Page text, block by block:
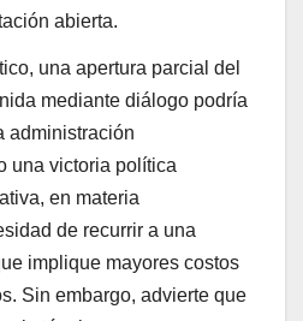
abierta.
una apertura parcial del
mediante diálogo podría
administración
una victoria política
en materia
de recurrir a una
implique mayores costos
Sin embargo, advierte que